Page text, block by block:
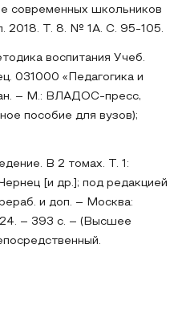
современных школьников
2018. Т. 8. № 1А. С. 95-105.
воспитания Учеб.
031000 «Педагогика и
– М.: ВЛАДОС-пресс,
пособие для вузов);
В 2 томах. Т. 1:
[и др.]; под редакцией
и доп. – Москва:
– 393 с. – (Высшее